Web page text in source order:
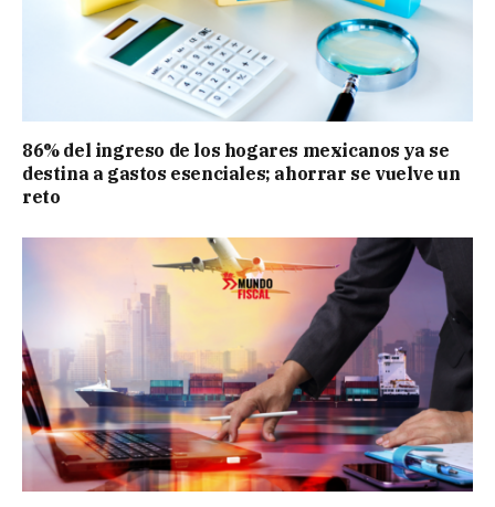
86% del ingreso de los hogares mexicanos ya se
destina a gastos esenciales; ahorrar se vuelve un
reto